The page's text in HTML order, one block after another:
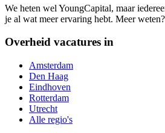
We heten wel YoungCapital, maar
je al wat meer ervaring hebt. Meer
Overheid vacatures in
Amsterdam
Den Haag
Eindhoven
Rotterdam
Utrecht
Alle regio's